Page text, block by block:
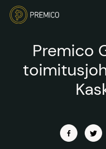
Premico